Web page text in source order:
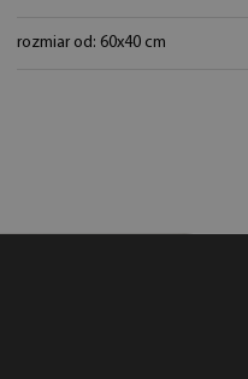
rozmiar od: 60x40 cm